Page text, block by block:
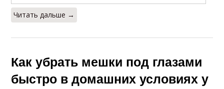
Читать дальше →
Как убрать мешки под глазами
быстро в домашних условиях у